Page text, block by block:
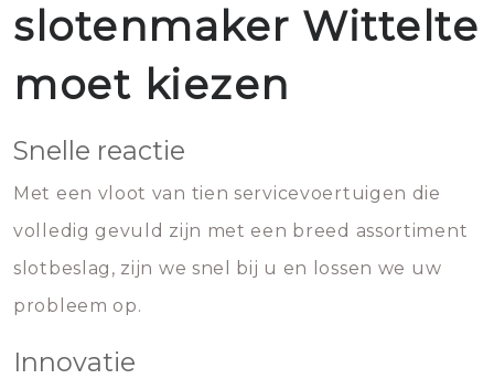
slotenmaker Wittelte
moet kiezen
Snelle reactie
Met een vloot van tien servicevoertuigen die
volledig gevuld zijn met een breed assortiment
slotbeslag, zijn we snel bij u en lossen we uw
probleem op.
Innovatie